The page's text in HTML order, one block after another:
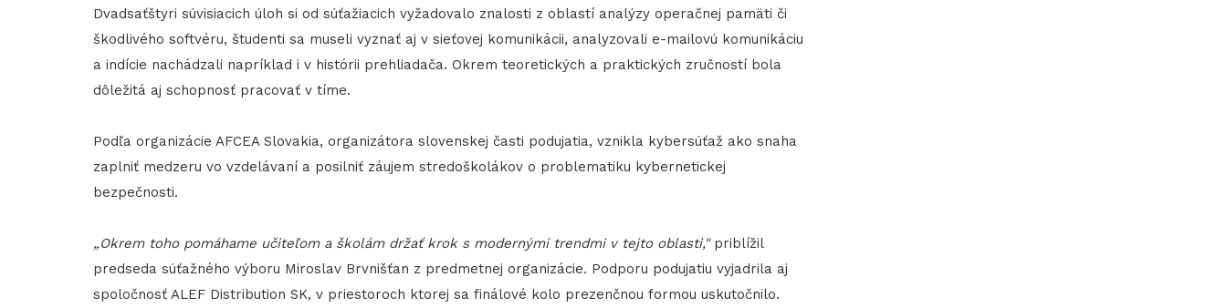
Dvadsaťštyri súvisiacich úloh si od súťažiacich vyžadovalo znalosti z oblastí analýzy operačnej pamäti či
škodlivého softvéru, študenti sa museli vyznať aj v sieťovej komunikácii, analyzovali e-mailovú komunikáciu
a indície nachádzali napríklad i v histórii prehliadača. Okrem teoretických a praktických zručností bola
dôležitá aj schopnosť pracovať v tíme.
Podľa organizácie AFCEA Slovakia, organizátora slovenskej časti podujatia, vznikla kybersúťaž ako snaha
zaplniť medzeru vo vzdelávaní a posilniť záujem stredoškolákov o problematiku kybernetickej
bezpečnosti.
„Okrem toho pomáhame učiteľom a školám držať krok s modernými trendmi v tejto oblasti,"priblížil
predseda súťažného výboru Miroslav Brvnišťan z predmetnej organizácie. Podporu podujatiu vyjadrila aj
spoločnosť ALEF Distribution SK, v priestoroch ktorej sa finálové kolo prezenčnou formou uskutočnilo.